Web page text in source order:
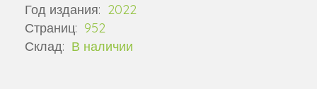
Год издания: 2022
Страниц: 952
Склад: В наличии